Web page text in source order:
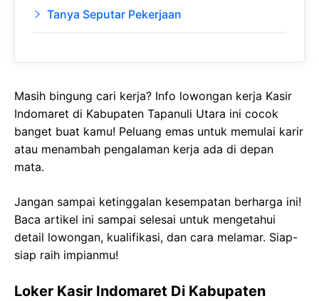
Tanya Seputar Pekerjaan
Masih bingung cari kerja? Info lowongan kerja Kasir
Indomaret di Kabupaten Tapanuli Utara ini cocok
banget buat kamu! Peluang emas untuk memulai karir
atau menambah pengalaman kerja ada di depan
mata.
Jangan sampai ketinggalan kesempatan berharga ini!
Baca artikel ini sampai selesai untuk mengetahui
detail lowongan, kualifikasi, dan cara melamar. Siap-
siap raih impianmu!
Loker Kasir Indomaret Di Kabupaten